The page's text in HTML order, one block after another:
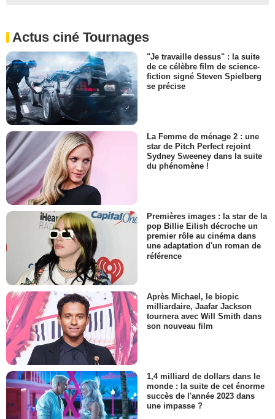
Actus ciné Tournages
"Je travaille dessus" : la suite
de ce célèbre film de science-
fiction signé Steven Spielberg
se précise
La Femme de ménage 2 : une
star de Pitch Perfect rejoint
Sydney Sweeney dans la suite
du phénomène !
Premières images : la star de la
pop Billie Eilish décroche un
premier rôle au cinéma dans
une adaptation d'un roman de
référence
Après Michael, le biopic
milliardaire, Jaafar Jackson
tournera avec Will Smith dans
son nouveau film
1,4 milliard de dollars dans le
monde : la suite de cet énorme
succès de l'année 2023 dans
une impasse ?